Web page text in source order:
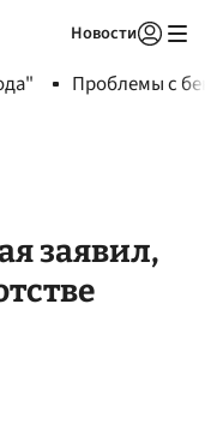
Новости
Проблемы с
заявил,